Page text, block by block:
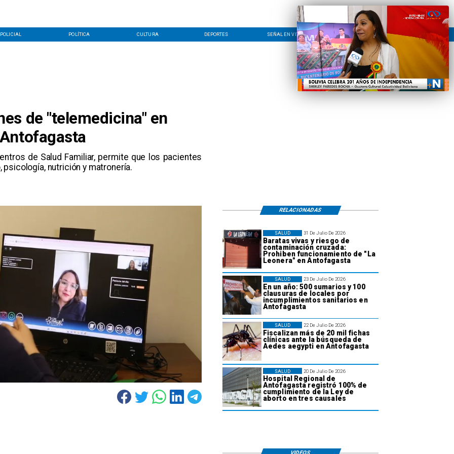
POLICIAL POLÍTICA CULTURA DEPORTES SEÑAL EN VIVO CONTACTO LÍNEA EDITORIAL
de "telemedicina" en
de Salud Familiar, permite que los pacientes
nutrición y matronería.
31 De Julio De 2026
Baratas vivas y riesgo de
contaminación cruzada:
Prohiben funcionamiento de "La
Leonera" en Antofagasta
SALUD
23 De Julio De 2026
En un año: 500 sumarios y 100
clausuras de locales por
incumplimientos sanitarios en
Antofagasta
SALUD
22 De Julio De 2026
Fiscalizan más de 20 mil fichas
clínicas ante la búsqueda de
Aedes aegypti en Antofagasta
SALUD
20 De Julio De 2026
Hospital Regional de
Antofagasta registró 100% de
cumplimiento de la Ley de
aborto en tres causales
SALUD
RELACIONADAS